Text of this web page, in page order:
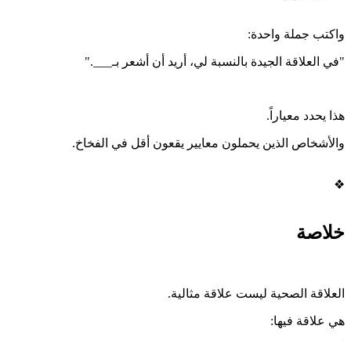
واكتب جملة واحدة:
"في العلاقة الجيدة بالنسبة لي، أريد أن أشعر بـ___."
هذا يحدد معياراً.
والأشخاص الذين يحملون معايير يقعون أقل في الفخاخ.
❖
خلاصة
العلاقة الصحية ليست علاقة مثالية.
هي علاقة فيها: